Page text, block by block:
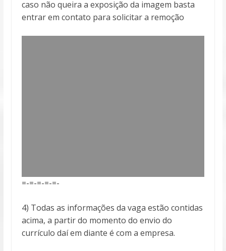
caso não queira a exposição da imagem basta
entrar em contato para solicitar a remoção
=-=-=-=-=-
4) Todas as informações da vaga estão contidas
acima, a partir do momento do envio do
currículo daí em diante é com a empresa.